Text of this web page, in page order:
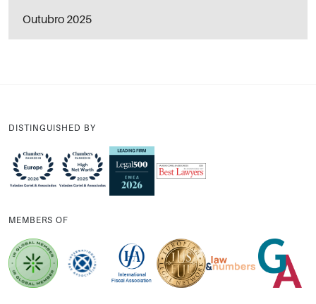
Outubro 2025
DISTINGUISHED BY
MEMBERS OF